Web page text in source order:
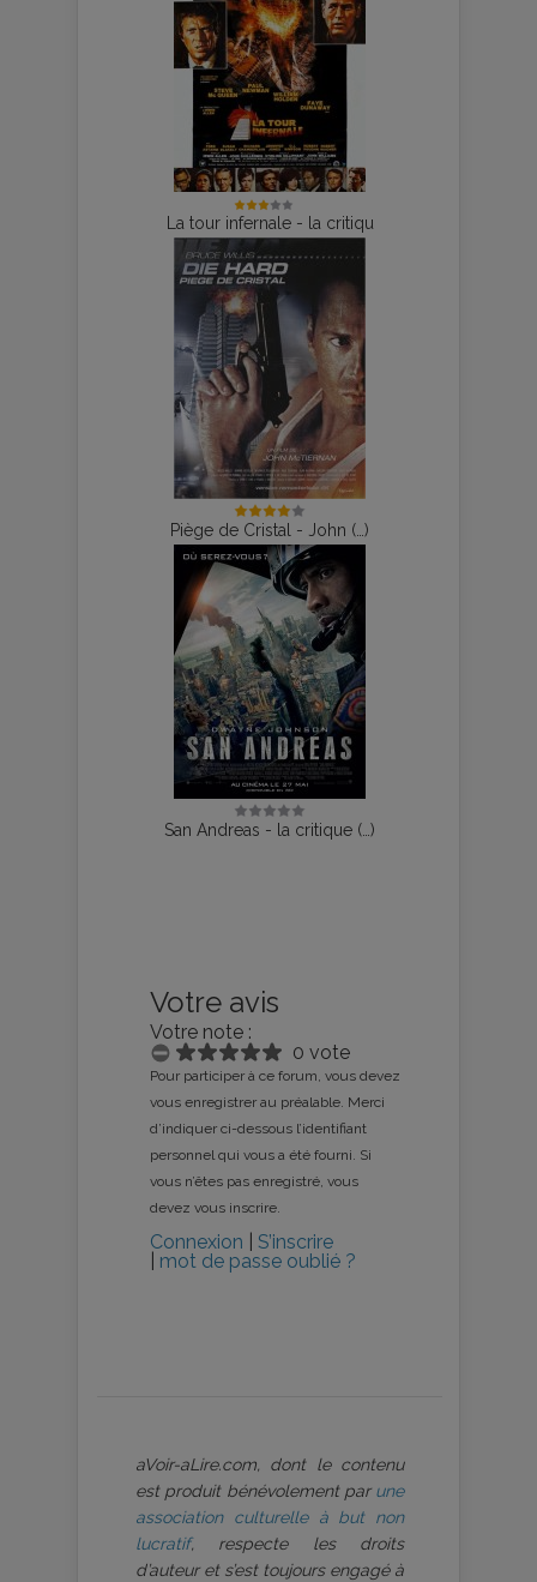
La tour infernale - la critiqu
Piège de Cristal - John (…)
San Andreas - la critique (…)
Votre avis
Votre note :
0 vote
Pour participer à ce forum, vous devez
vous enregistrer au préalable. Merci
d’indiquer ci-dessous l’identifiant
personnel qui vous a été fourni. Si
vous n’êtes pas enregistré, vous
devez vous inscrire.
Connexion
S’inscrire
mot de passe oublié ?
aVoir-aLire.com, dont le contenu
est produit bénévolement par une
association culturelle à but non
lucratif, respecte les droits
d’auteur et s’est toujours engagé à